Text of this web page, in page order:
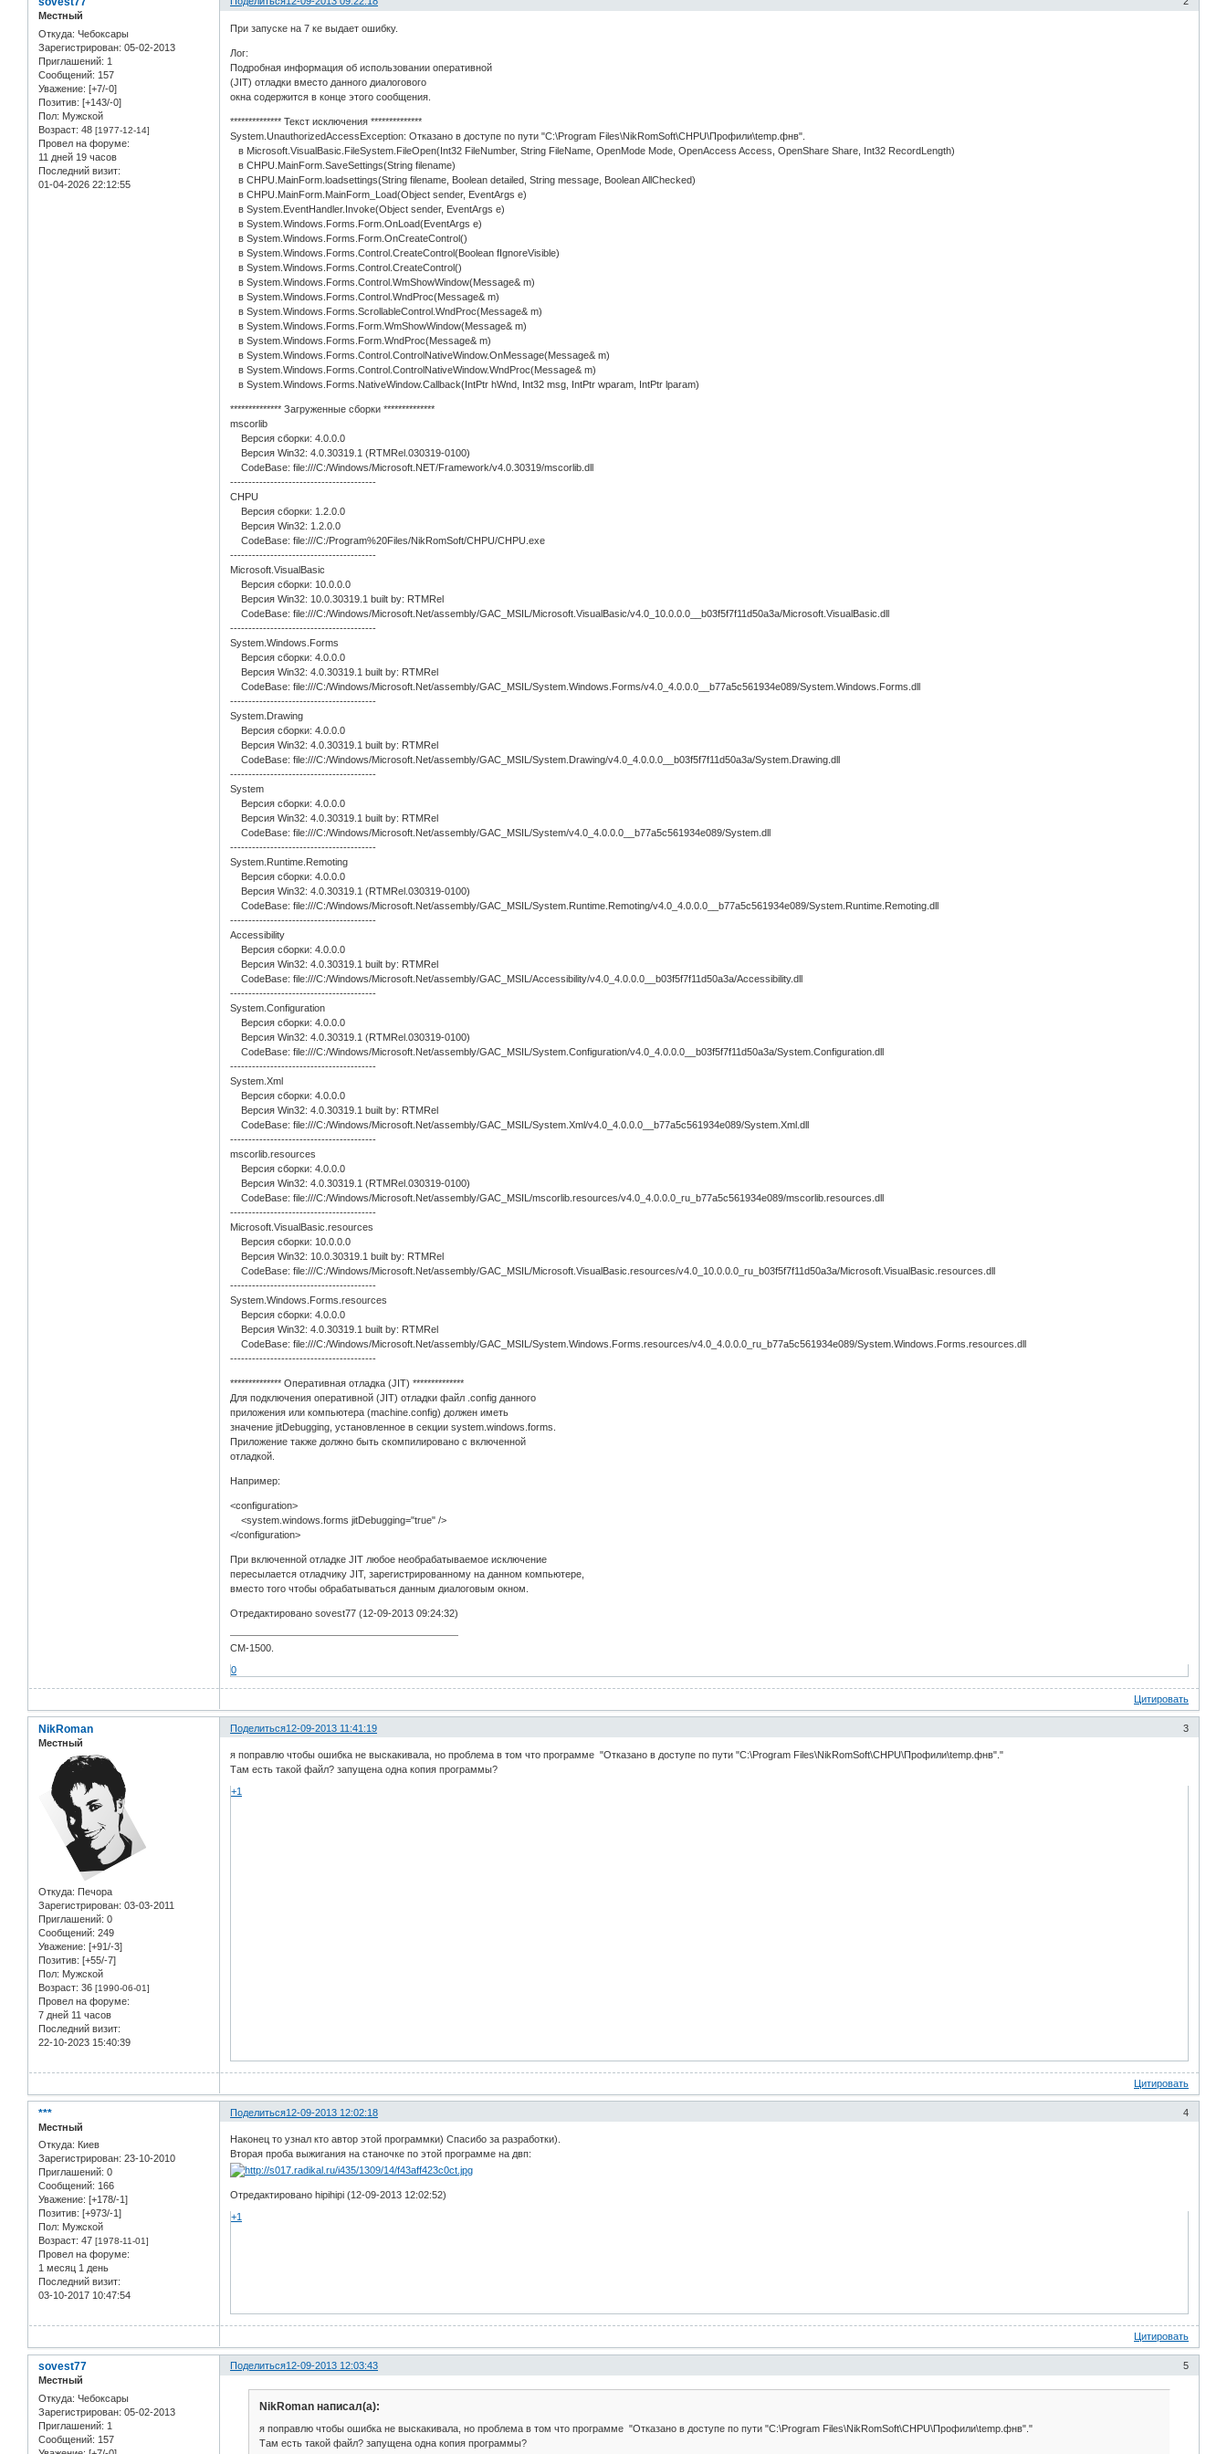
Местный
Откуда: Чебоксары
Зарегистрирован: 05-02-2013
Приглашений: 1
Сообщений: 157
Уважение: [+7/-0]
Позитив: [+143/-0]
Пол: Мужской
Возраст: 48 [1977-12-14]
Провел на форуме:
11 дней 19 часов
Последний визит:
01-04-2026 22:12:55
При запуске на 7 ке выдает ошибку.
Лог:
Подробная информация об использовании оперативной
(JIT) отладки вместо данного диалогового
окна содержится в конце этого сообщения.
************** Текст исключения **************
System.UnauthorizedAccessException: Отказано в доступе по пути "C:\Program Files\NikRomSoft\CHPU\Профили\temp.фнв".
в Microsoft.VisualBasic.FileSystem.FileOpen(Int32 FileNumber, String FileName, OpenMode Mode, OpenAccess Access, OpenShare Share, Int32 RecordLength)
в CHPU.MainForm.SaveSettings(String filename)
в CHPU.MainForm.loadsettings(String filename, Boolean detailed, String message, Boolean AllChecked)
в CHPU.MainForm.MainForm_Load(Object sender, EventArgs e)
в System.EventHandler.Invoke(Object sender, EventArgs e)
в System.Windows.Forms.Form.OnLoad(EventArgs e)
в System.Windows.Forms.Form.OnCreateControl()
в System.Windows.Forms.Control.CreateControl(Boolean fIgnoreVisible)
в System.Windows.Forms.Control.CreateControl()
в System.Windows.Forms.Control.WmShowWindow(Message& m)
в System.Windows.Forms.Control.WndProc(Message& m)
в System.Windows.Forms.ScrollableControl.WndProc(Message& m)
в System.Windows.Forms.Form.WmShowWindow(Message& m)
в System.Windows.Forms.Form.WndProc(Message& m)
в System.Windows.Forms.Control.ControlNativeWindow.OnMessage(Message& m)
в System.Windows.Forms.Control.ControlNativeWindow.WndProc(Message& m)
в System.Windows.Forms.NativeWindow.Callback(IntPtr hWnd, Int32 msg, IntPtr wparam, IntPtr lparam)
************** Загруженные сборки **************
mscorlib
Версия сборки: 4.0.0.0
Версия Win32: 4.0.30319.1 (RTMRel.030319-0100)
CodeBase: file:///C:/Windows/Microsoft.NET/Framework/v4.0.30319/mscorlib.dll
----------------------------------------
CHPU
Версия сборки: 1.2.0.0
Версия Win32: 1.2.0.0
CodeBase: file:///C:/Program%20Files/NikRomSoft/CHPU/CHPU.exe
----------------------------------------
Microsoft.VisualBasic
Версия сборки: 10.0.0.0
Версия Win32: 10.0.30319.1 built by: RTMRel
CodeBase: file:///C:/Windows/Microsoft.Net/assembly/GAC_MSIL/Microsoft.VisualBasic/v4.0_10.0.0.0__b03f5f7f11d50a3a/Microsoft.VisualBasic.dll
----------------------------------------
System.Windows.Forms
Версия сборки: 4.0.0.0
Версия Win32: 4.0.30319.1 built by: RTMRel
CodeBase: file:///C:/Windows/Microsoft.Net/assembly/GAC_MSIL/System.Windows.Forms/v4.0_4.0.0.0__b77a5c561934e089/System.Windows.Forms.dll
----------------------------------------
System.Drawing
Версия сборки: 4.0.0.0
Версия Win32: 4.0.30319.1 built by: RTMRel
CodeBase: file:///C:/Windows/Microsoft.Net/assembly/GAC_MSIL/System.Drawing/v4.0_4.0.0.0__b03f5f7f11d50a3a/System.Drawing.dll
----------------------------------------
System
Версия сборки: 4.0.0.0
Версия Win32: 4.0.30319.1 built by: RTMRel
CodeBase: file:///C:/Windows/Microsoft.Net/assembly/GAC_MSIL/System/v4.0_4.0.0.0__b77a5c561934e089/System.dll
----------------------------------------
System.Runtime.Remoting
Версия сборки: 4.0.0.0
Версия Win32: 4.0.30319.1 (RTMRel.030319-0100)
CodeBase: file:///C:/Windows/Microsoft.Net/assembly/GAC_MSIL/System.Runtime.Remoting/v4.0_4.0.0.0__b77a5c561934e089/System.Runtime.Remoting.dll
----------------------------------------
Accessibility
Версия сборки: 4.0.0.0
Версия Win32: 4.0.30319.1 built by: RTMRel
CodeBase: file:///C:/Windows/Microsoft.Net/assembly/GAC_MSIL/Accessibility/v4.0_4.0.0.0__b03f5f7f11d50a3a/Accessibility.dll
----------------------------------------
System.Configuration
Версия сборки: 4.0.0.0
Версия Win32: 4.0.30319.1 (RTMRel.030319-0100)
CodeBase: file:///C:/Windows/Microsoft.Net/assembly/GAC_MSIL/System.Configuration/v4.0_4.0.0.0__b03f5f7f11d50a3a/System.Configuration.dll
----------------------------------------
System.Xml
Версия сборки: 4.0.0.0
Версия Win32: 4.0.30319.1 built by: RTMRel
CodeBase: file:///C:/Windows/Microsoft.Net/assembly/GAC_MSIL/System.Xml/v4.0_4.0.0.0__b77a5c561934e089/System.Xml.dll
----------------------------------------
mscorlib.resources
Версия сборки: 4.0.0.0
Версия Win32: 4.0.30319.1 (RTMRel.030319-0100)
CodeBase: file:///C:/Windows/Microsoft.Net/assembly/GAC_MSIL/mscorlib.resources/v4.0_4.0.0.0_ru_b77a5c561934e089/mscorlib.resources.dll
----------------------------------------
Microsoft.VisualBasic.resources
Версия сборки: 10.0.0.0
Версия Win32: 10.0.30319.1 built by: RTMRel
CodeBase: file:///C:/Windows/Microsoft.Net/assembly/GAC_MSIL/Microsoft.VisualBasic.resources/v4.0_10.0.0.0_ru_b03f5f7f11d50a3a/Microsoft.VisualBasic.resources.dll
----------------------------------------
System.Windows.Forms.resources
Версия сборки: 4.0.0.0
Версия Win32: 4.0.30319.1 built by: RTMRel
CodeBase: file:///C:/Windows/Microsoft.Net/assembly/GAC_MSIL/System.Windows.Forms.resources/v4.0_4.0.0.0_ru_b77a5c561934e089/System.Windows.Forms.resources.dll
----------------------------------------
************** Оперативная отладка (JIT) **************
Для подключения оперативной (JIT) отладки файл .config данного
приложения или компьютера (machine.config) должен иметь
значение jitDebugging, установленное в секции system.windows.forms.
Приложение также должно быть скомпилировано с включенной
отладкой.
Например:
<configuration>
<system.windows.forms jitDebugging="true" />
</configuration>
При включенной отладке JIT любое необрабатываемое исключение
пересылается отладчику JIT, зарегистрированному на данном компьютере,
вместо того чтобы обрабатываться данным диалоговым окном.
Отредактировано sovest77 (12-09-2013 09:24:32)
СМ-1500.
0
Цитировать
Поделиться 3
12-09-2013 11:41:19
NikRoman
Местный
Откуда: Печора
Зарегистрирован: 03-03-2011
Приглашений: 0
Сообщений: 249
Уважение: [+91/-3]
Позитив: [+55/-7]
Пол: Мужской
Возраст: 36 [1990-06-01]
Провел на форуме:
7 дней 11 часов
Последний визит:
22-10-2023 15:40:39
я поправлю чтобы ошибка не выскакивала, но проблема в том что программе "Отказано в доступе по пути "C:\Program Files\NikRomSoft\CHPU\Профили\temp.фнв"."
Там есть такой файл? запущена одна копия программы?
+1
Цитировать
Поделиться 4
12-09-2013 12:02:18
***
Местный
Откуда: Киев
Зарегистрирован: 23-10-2010
Приглашений: 0
Сообщений: 166
Уважение: [+178/-1]
Позитив: [+973/-1]
Пол: Мужской
Возраст: 47 [1978-11-01]
Провел на форуме:
1 месяц 1 день
Последний визит:
03-10-2017 10:47:54
Наконец то узнал кто автор этой программки) Спасибо за разработки).
Вторая проба выжигания на станочке по этой программе на двп:
Отредактировано hipihipi (12-09-2013 12:02:52)
+1
Цитировать
Поделиться 5
12-09-2013 12:03:43
sovest77
Местный
Откуда: Чебоксары
Зарегистрирован: 05-02-2013
Приглашений: 1
Сообщений: 157
NikRoman написал(а):
я поправлю чтобы ошибка не выскакивала, но проблема в том что программе "Отказано в доступе по пути "C:\Program Files\NikRomSoft\CHPU\Профили\temp.фнв"."
Там есть такой файл? запущена одна копия программы?